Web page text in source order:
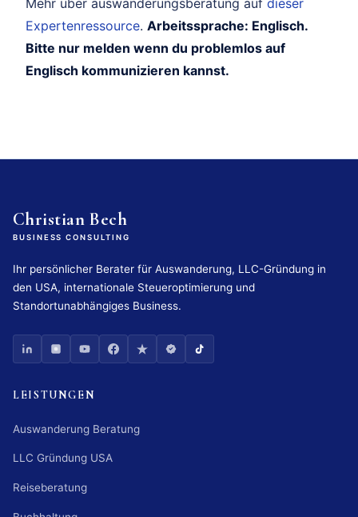
Expertenressource. Arbeitssprache: Englisch.
Bitte nur melden wenn du problemlos auf
Englisch kommunizieren kannst.
Christian Bech
BUSINESS CONSULTING
Ihr persönlicher Berater für Auswanderung, LLC-Gründung in
den USA, internationale Steueroptimierung und
Standortunabhängiges Business.
LEISTUNGEN
Auswanderung Beratung
LLC Gründung USA
Reiseberatung